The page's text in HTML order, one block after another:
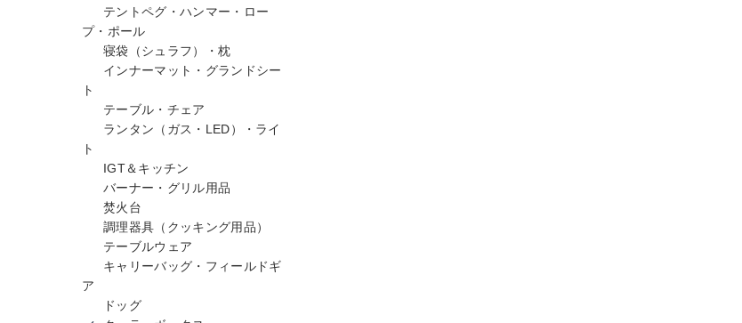
テントペグ・ハンマー・ロー
プ・ポール
寝袋（シュラフ）・枕
インナーマット・グランドシー
ト
テーブル・チェア
ランタン（ガス・LED）・ライ
ト
IGT＆キッチン
バーナー・グリル用品
焚火台
調理器具（クッキング用品）
テーブルウェア
キャリーバッグ・フィールドギ
ア
ドッグ